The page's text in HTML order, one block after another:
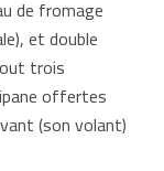
de fromage
et double
trois
offertes
(son volant)